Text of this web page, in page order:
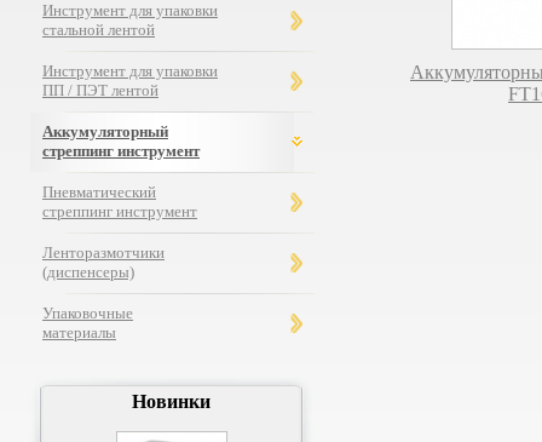
Инструмент для упаковки
стальной лентой
Инструмент для упаковки
ПП / ПЭТ лентой
Аккумуляторный
стреппинг инструмент
Пневматический
стреппинг инструмент
Ленторазмотчики
(диспенсеры)
Упаковочные
материалы
Новинки